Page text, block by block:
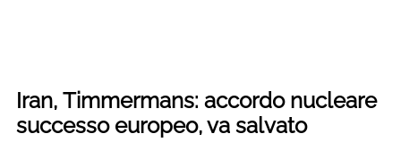
Iran, Timmermans: accordo nucleare
successo europeo, va salvato